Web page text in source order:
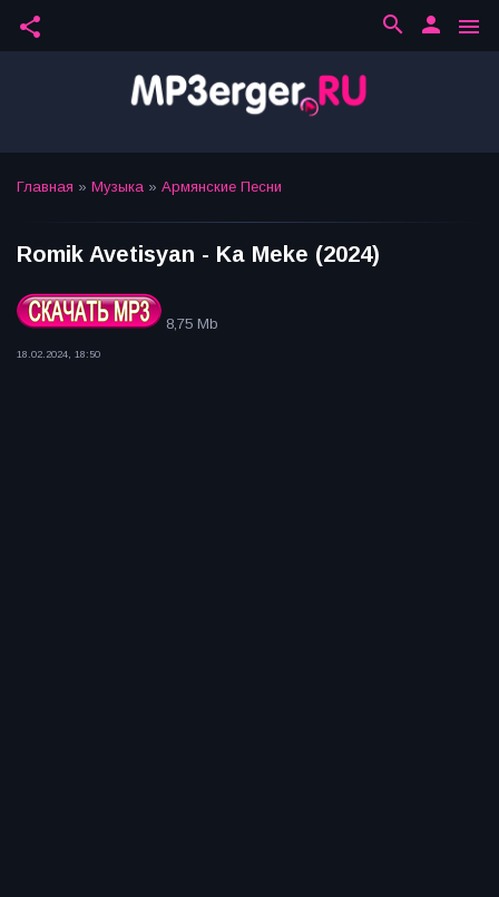
share menu
person
search
Главная » Музыка » Армянские Песни
Romik Avetisyan - Ka Meke (2024)
8,75 Mb
18.02.2024, 18:50